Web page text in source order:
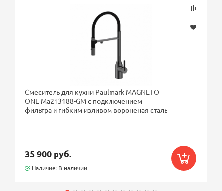
Смеситель для кухни Paulmark MAGNETO
ONE Ma213188-GM с подключением
фильтра и гибким изливом вороненая сталь
35 900 руб.
Наличие: В наличии